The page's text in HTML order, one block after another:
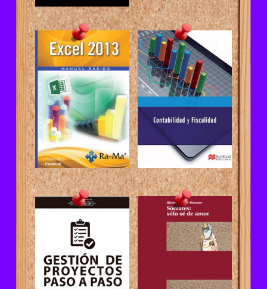
Excel 2013:
manual básico
Contabilidad
y fiscalidad
proyectos
paso a paso
Sócrates: sólo
sé de amor